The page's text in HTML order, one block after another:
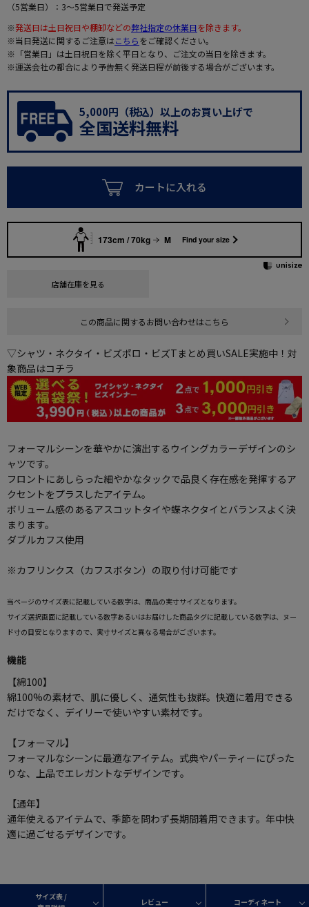
（5営業日）：3～5営業日で発送予定
※発送日は土日祝日や棚卸などの弊社指定の休業日を除きます。
※当日発送に関するご注意はこちらをご確認ください。
※「営業日」は土日祝日を除く平日となり、ご注文の当日を除きます。
※運送会社の都合により予告無く発送日程が前後する場合がございます。
5,000円（税込）以上のお買い上げで
全国送料無料
カートに入れる
173cm / 70kg M Find your size
店舗在庫を見る
この商品に関するお問い合わせはこちら
▽シャツ・ネクタイ・ビズポロ・ビズTまとめ買いSALE実施中！対
象商品はコチラ
フォーマルシーンを華やかに演出するウイングカラーデザインのシ
ャツです。
フロントにあしらった細やかなタックで品良く存在感を発揮するア
クセントをプラスしたアイテム。
ボリューム感のあるアスコットタイや蝶ネクタイとバランスよく決
まります。
ダブルカフス使用
※カフリンクス（カフスボタン）の取り付け可能です
当ページのサイズ表に記載している数字は、商品の実寸サイズとなります。
サイズ選択画面に記載している数字あるいはお届けした商品タグに記載している数字は、ヌー
ド寸の目安となりますので、実寸サイズと異なる場合がございます。
機能
【綿100】
綿100%の素材で、肌に優しく、通気性も抜群。快適に着用できる
だけでなく、デイリーで使いやすい素材です。
【フォーマル】
フォーマルなシーンに最適なアイテム。式典やパーティーにぴった
りな、上品でエレガントなデザインです。
【通年】
通年使えるアイテムで、季節を問わず長期間着用できます。年中快
適に過ごせるデザインです。
サイズ表 /
レビュー コーディネート